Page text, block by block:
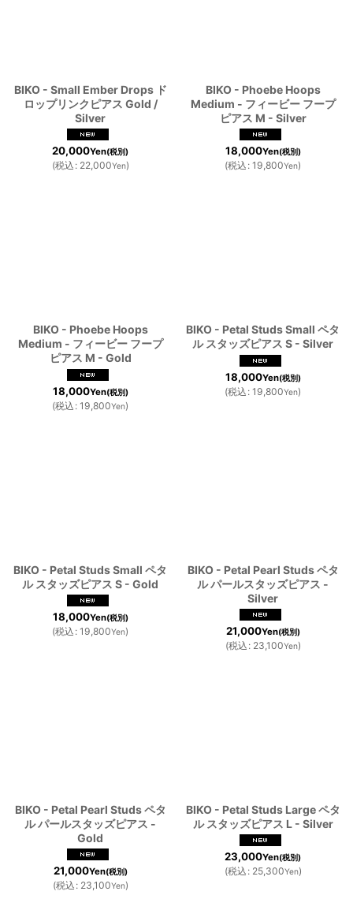
BIKO - Small Ember Drops ド
ロップリンクピアス Gold /
Silver
20,000Yen(税別)
(税込 : 22,000Yen)
BIKO - Phoebe Hoops
Medium - フィービー フープ
ピアス M - Silver
18,000Yen(税別)
(税込 : 19,800Yen)
BIKO - Phoebe Hoops
Medium - フィービー フープ
ピアス M - Gold
18,000Yen(税別)
(税込 : 19,800Yen)
BIKO - Petal Studs Small ペタ
ル スタッズピアス S - Silver
18,000Yen(税別)
(税込 : 19,800Yen)
BIKO - Petal Studs Small ペタ
ル スタッズピアス S - Gold
18,000Yen(税別)
(税込 : 19,800Yen)
BIKO - Petal Pearl Studs ペタ
ル パールスタッズピアス -
Silver
21,000Yen(税別)
(税込 : 23,100Yen)
BIKO - Petal Pearl Studs ペタ
ル パールスタッズピアス -
Gold
21,000Yen(税別)
(税込 : 23,100Yen)
BIKO - Petal Studs Large ペタ
ル スタッズピアス L - Silver
23,000Yen(税別)
(税込 : 25,300Yen)